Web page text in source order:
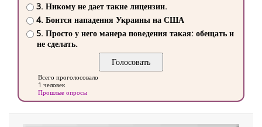
3. Никому не дает такие лицензии.
4. Боится нападения Украины на США
5. Просто у него манера поведения такая: обещать и
не сделать.
Всего проголосовало
1 человек
Прошлые опросы